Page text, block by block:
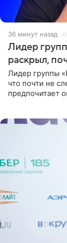
36 минут назад
Лидер
раскрыл,
Лидер группы
что почти не
предпочитает